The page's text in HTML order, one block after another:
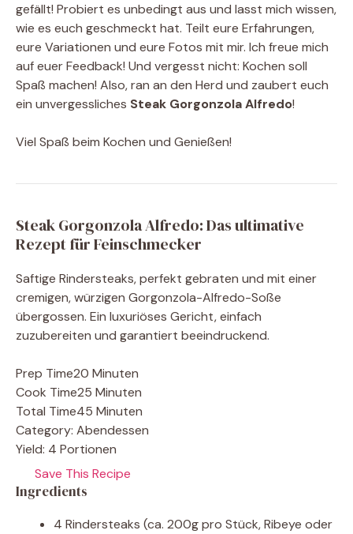
gefällt! Probiert es unbedingt aus und lasst mich wissen,
wie es euch geschmeckt hat. Teilt eure Erfahrungen,
eure Variationen und eure Fotos mit mir. Ich freue mich
auf euer Feedback! Und vergesst nicht: Kochen soll
Spaß machen! Also, ran an den Herd und zaubert euch
ein unvergessliches Steak Gorgonzola Alfredo!
Viel Spaß beim Kochen und Genießen!
Steak Gorgonzola Alfredo: Das ultimative
Rezept für Feinschmecker
Saftige Rindersteaks, perfekt gebraten und mit einer
cremigen, würzigen Gorgonzola-Alfredo-Soße
übergossen. Ein luxuriöses Gericht, einfach
zuzubereiten und garantiert beeindruckend.
Prep Time20 Minuten
Cook Time25 Minuten
Total Time45 Minuten
Category: Abendessen
Yield: 4 Portionen
Save This Recipe
Ingredients
4 Rindersteaks (ca. 200g pro Stück, Ribeye oder